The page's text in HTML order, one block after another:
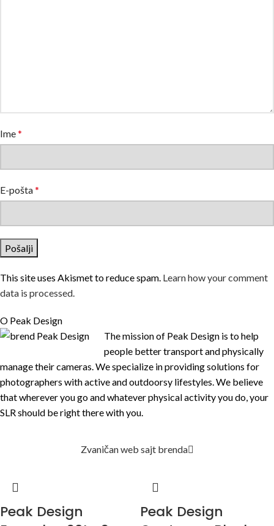
Ime*
E-pošta*
This site uses Akismet to reduce spam. Learn how your comment
data is processed.
O Peak Design
The mission of Peak Design is to help
people better transport and physically
manage their cameras. We specialize in providing solutions for
photographers with active and outdoorsy lifestyles. We believe
that wherever you go and whatever physical activity you do, your
SLR should be right there with you.
Zvaničan web sajt brenda
Peak Design
Peak Design